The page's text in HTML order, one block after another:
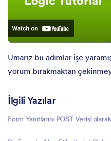
Umarız bu adımlar işe
yorum bırakmaktan
İlgili Yazılar
Form Yanıtlarını POST Verisi